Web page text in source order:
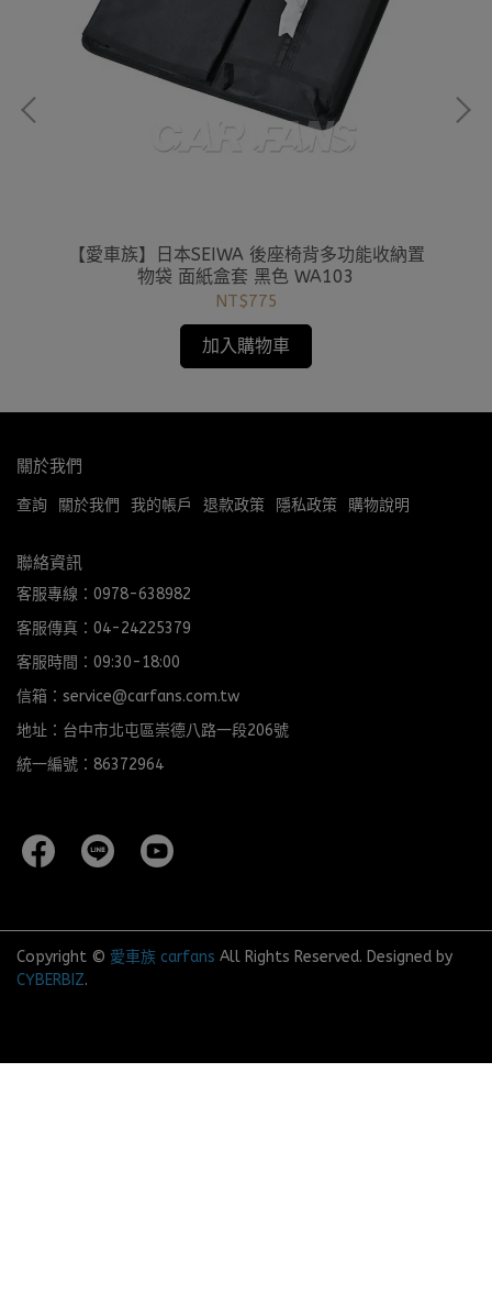
【愛車族】日本SEIWA 後座椅背多功能收納置
物袋 面紙盒套 黑色 WA103
NT$775
加入購物車
關於我們
查詢 關於我們 我的帳戶 退款政策 隱私政策 購物說明
聯絡資訊
客服專線：0978-638982
客服傳真：04-24225379
客服時間：09:30-18:00
信箱：service@carfans.com.tw
地址：台中市北屯區崇德八路一段206號
統一編號：86372964
Copyright © 愛車族 carfans All Rights Reserved. Designed by
CYBERBIZ.